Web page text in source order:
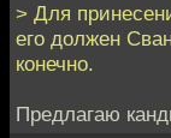
> Для
его должен
конечно.
Предлагаю